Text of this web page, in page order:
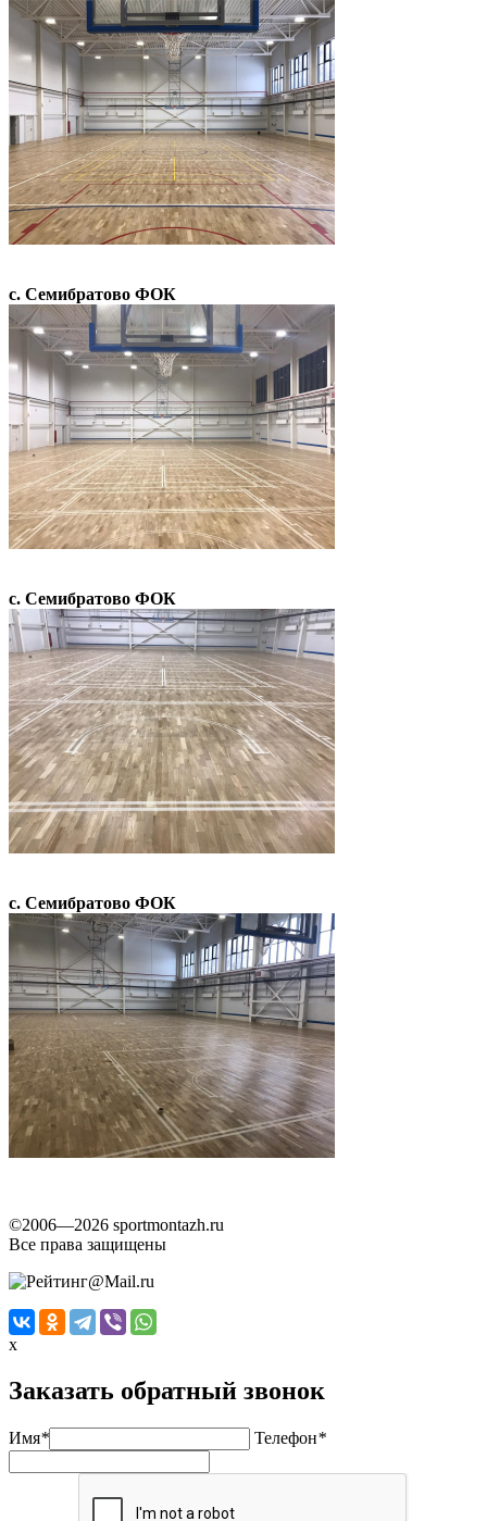
с. Семибратово ФОК
с. Семибратово ФОК
с. Семибратово ФОК
©2006—2026 sportmontazh.ru
Все права защищены
x
Заказать обратный звонок
Имя* Телефон*